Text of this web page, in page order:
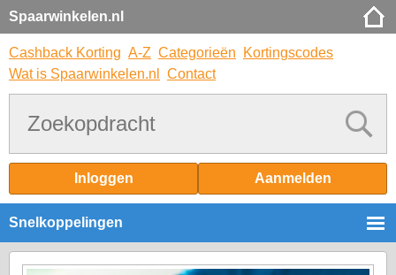
Spaarwinkelen.nl
Cashback Korting A-Z Categorieën
Kortingscodes
Wat is Spaarwinkelen.nl
Contact
Inloggen Aanmelden
Snelkoppelingen